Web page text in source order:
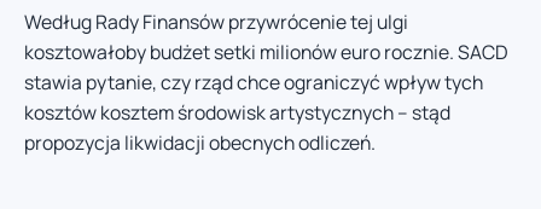
Według Rady Finansów przywrócenie tej ulgi
kosztowałoby budżet setki milionów euro rocznie. SACD
stawia pytanie, czy rząd chce ograniczyć wpływ tych
kosztów kosztem środowisk artystycznych – stąd
propozycja likwidacji obecnych odliczeń.